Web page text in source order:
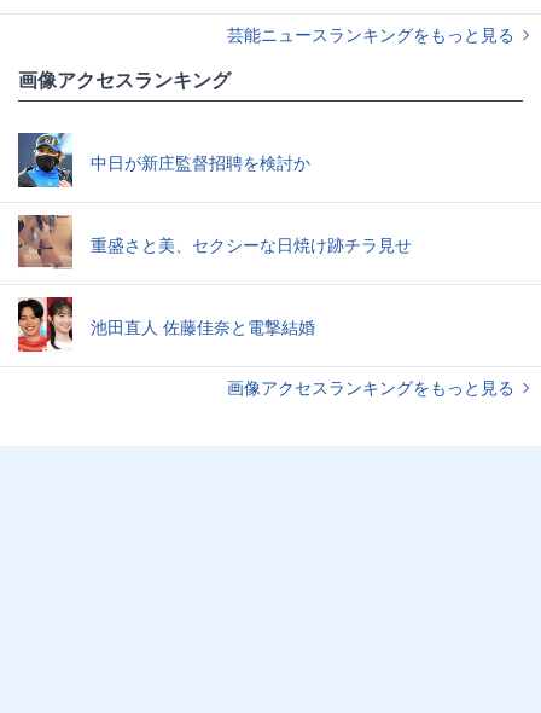
芸能ニュースランキングをもっと見る
画像アクセスランキング
中日が新庄監督招聘を検討か
重盛さと美、セクシーな日焼け跡チラ見せ
池田直人 佐藤佳奈と電撃結婚
画像アクセスランキングをもっと見る